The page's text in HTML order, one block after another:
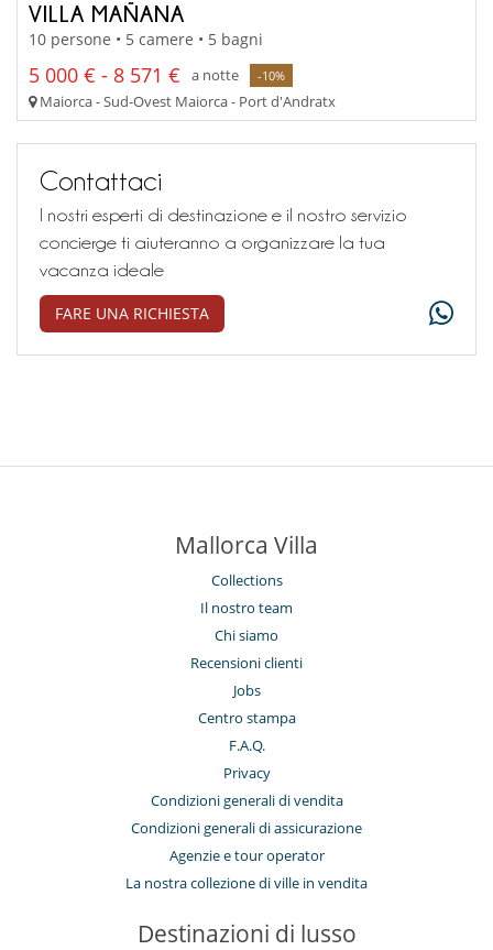
VILLA MAÑANA
10 persone • 5 camere • 5 bagni
5 000 € - 8 571 € a notte -10%
Maiorca - Sud-Ovest Maiorca - Port d'Andratx
Contattaci
I nostri esperti di destinazione e il nostro servizio
concierge ti aiuteranno a organizzare la tua
vacanza ideale
FARE UNA RICHIESTA
Mallorca Villa
Collections
Il nostro team
Chi siamo
Recensioni clienti
Jobs
Centro stampa
F.A.Q.
Privacy
Condizioni generali di vendita
Condizioni generali di assicurazione
Agenzie e tour operator
La nostra collezione di ville in vendita
Destinazioni di lusso